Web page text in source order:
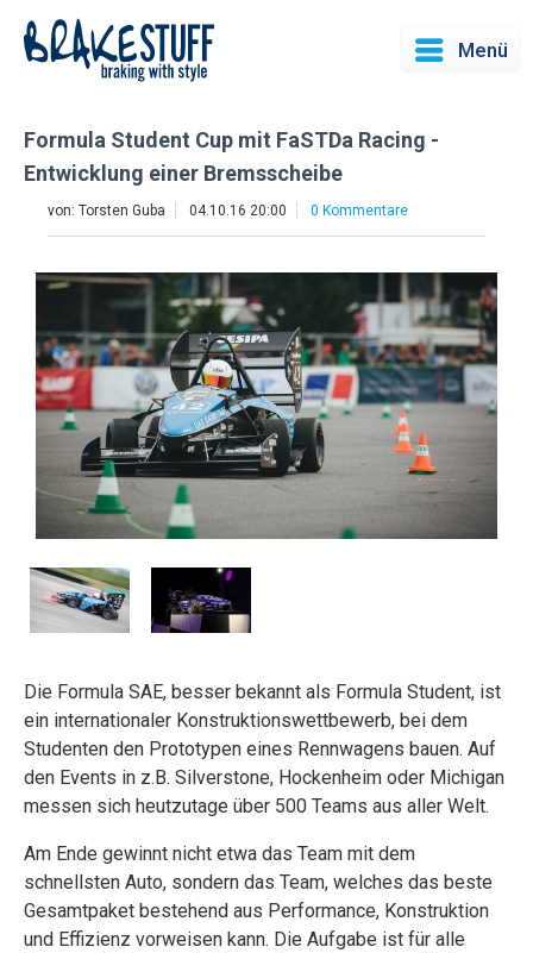
Menü
Formula Student Cup mit FaSTDa Racing -
Entwicklung einer Bremsscheibe
von: Torsten Guba 04.10.16 20:00 0 Kommentare
Die Formula SAE, besser bekannt als Formula Student, ist
ein internationaler Konstruktionswettbewerb, bei dem
Studenten den Prototypen eines Rennwagens bauen. Auf
den Events in z.B. Silverstone, Hockenheim oder Michigan
messen sich heutzutage über 500 Teams aus aller Welt.
Am Ende gewinnt nicht etwa das Team mit dem
schnellsten Auto, sondern das Team, welches das beste
Gesamtpaket bestehend aus Performance, Konstruktion
und Effizienz vorweisen kann. Die Aufgabe ist für alle